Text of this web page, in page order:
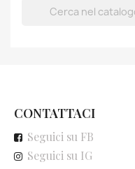
CONTATTACI
Seguici su FB
Seguici su IG